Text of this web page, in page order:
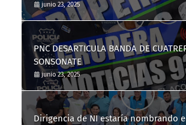
junio 23, 2025
PNC DESARTICULA BANDA DE
SONSONATE
junio 23, 2025
Dirigencia de NI estaría nombrando